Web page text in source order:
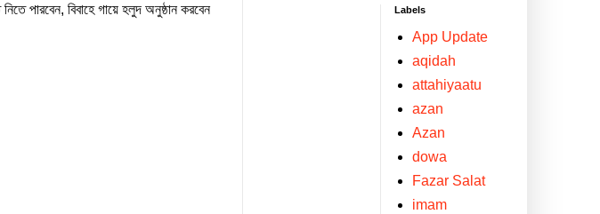
পারবেন, বিবাহে গায়ে হলুদ অনুষ্ঠান করবেন
Labels
App Update
aqidah
attahiyaatu
‍azan
Azan
dowa
Fazar Salat
imam